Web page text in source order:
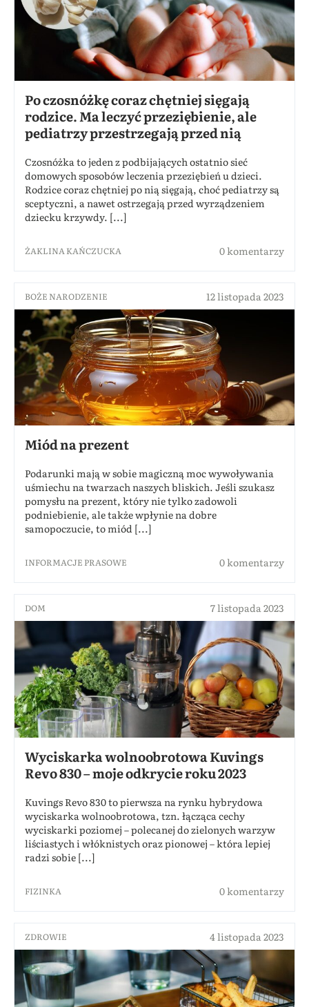
Po czosnóżkę coraz chętniej sięgają
rodzice. Ma leczyć przeziębienie, ale
pediatrzy przestrzegają przed nią
Czosnóżka to jeden z podbijających ostatnio sieć
domowych sposobów leczenia przeziębień u dzieci.
Rodzice coraz chętniej po nią sięgają, choć pediatrzy są
sceptyczni, a nawet ostrzegają przed wyrządzeniem
dziecku krzywdy. [...]
ŻAKLINA KAŃCZUCKA 0 komentarzy
BOŻE NARODZENIE 12 listopada 2023
Miód na prezent
Podarunki mają w sobie magiczną moc wywoływania
uśmiechu na twarzach naszych bliskich. Jeśli szukasz
pomysłu na prezent, który nie tylko zadowoli
podniebienie, ale także wpłynie na dobre
samopoczucie, to miód [...]
INFORMACJE PRASOWE 0 komentarzy
DOM 7 listopada 2023
Wyciskarka wolnoobrotowa Kuvings
Revo 830 – moje odkrycie roku 2023
Kuvings Revo 830 to pierwsza na rynku hybrydowa
wyciskarka wolnoobrotowa, tzn. łącząca cechy
wyciskarki poziomej – polecanej do zielonych warzyw
liściastych i włóknistych oraz pionowej – która lepiej
radzi sobie [...]
FIZINKA 0 komentarzy
ZDROWIE 4 listopada 2023